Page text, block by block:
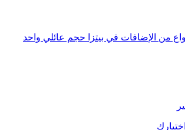
من الإضافات في بيتزا حجم عائلي واحد